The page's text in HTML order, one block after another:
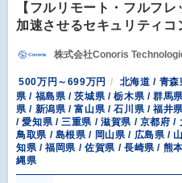
【フルリモート・フルフ
加速させるセキュリティコ
株式会社Conoris
500万円～699万円
北海道 / 青
県 / 福島県 / 茨城県 / 栃木県 / 群馬
県 / 新潟県 / 富山県 / 石川県 / 福井
/ 愛知県 / 三重県 / 滋賀県 / 京都府 /
鳥取県 / 島根県 / 岡山県 / 広島県 /
知県 / 福岡県 / 佐賀県 / 長崎県 / 熊
縄県